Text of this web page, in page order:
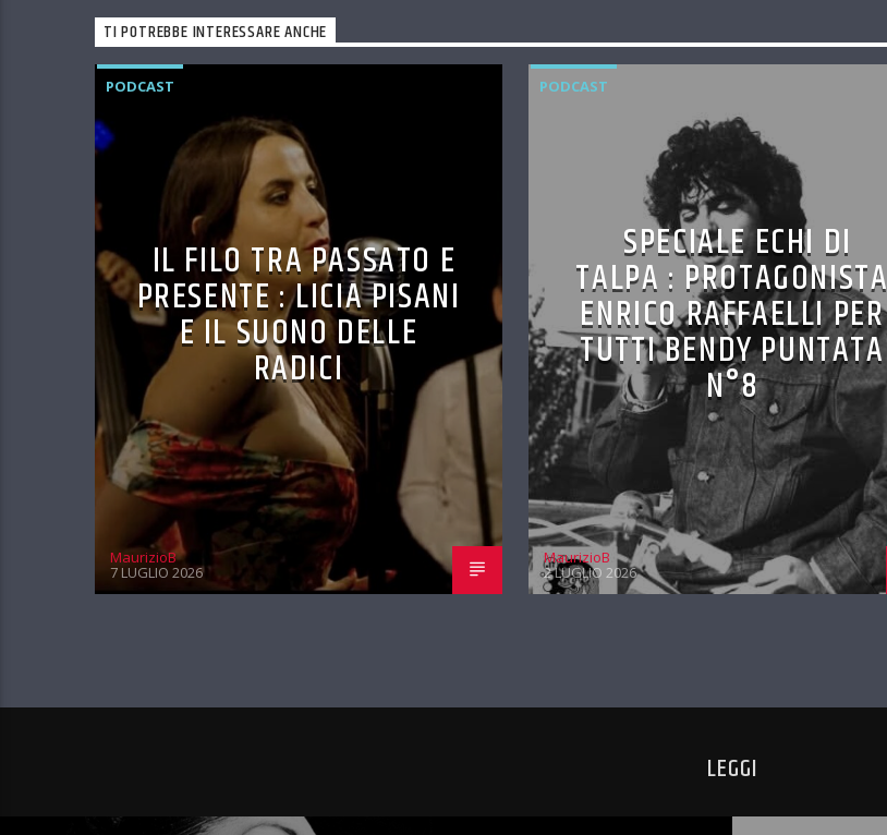
TI POTREBBE INTERESSARE ANCHE
PODCAST
IL FILO TRA PASSATO E
PRESENTE : LICIA PISANI
E IL SUONO DELLE
RADICI
MaurizioB
7 LUGLIO 2026
PODCAST
SPECIALE ECHI DI
TALPA : PROTAGONISTA
ENRICO RAFFAELLI PER
TUTTI BENDY PUNTATA
N°8
MaurizioB
2 LUGLIO 2026
LEGGI